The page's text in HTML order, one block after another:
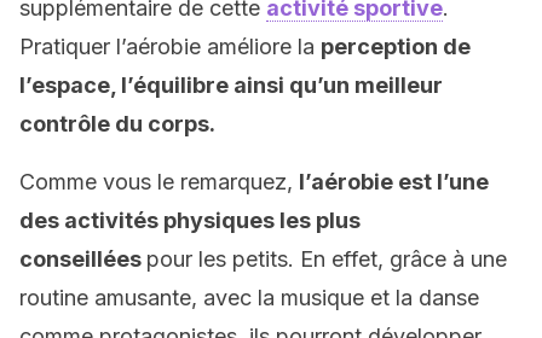
supplémentaire de cette activité sportive.
Pratiquer l’aérobie améliore la perception de
l’espace, l’équilibre ainsi qu’un meilleur
contrôle du corps.
Comme vous le remarquez, l’aérobie est l’une
des activités physiques les plus
conseillées pour les petits. En effet, grâce à une
routine amusante, avec la musique et la danse